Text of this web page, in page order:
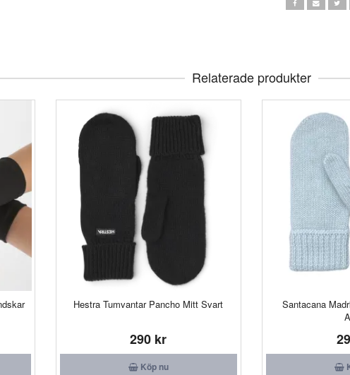
Relaterade produkter
Hestra Tumvantar Pancho Mitt Svart
290 kr
Köp nu
Santacana